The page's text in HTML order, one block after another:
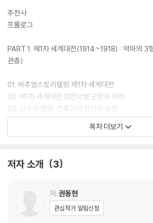
추천사
프롤로그
PART 1. 제1차 세계대전(1914~1918) : 악마의 3
관총)
01. 비주얼스토리텔링 제1차 세계대전
02. 제1차 세계대전 참전국별 군장과 화력
03. 신무기 혁명: 전투기와 전차의 등장
PART 2. 제2차 세계대전(1939~1945) : 기동전이
02. 제2차 세계대전 참전국별 군장과 화력, 계급 체계
PART 3. 냉전(1945~1991) : 이념과 대리의 전쟁
목차 더보기
저자 소개 3
저 권동현
관심작가 알림신청